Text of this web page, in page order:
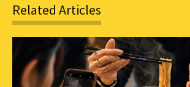
Related Articles